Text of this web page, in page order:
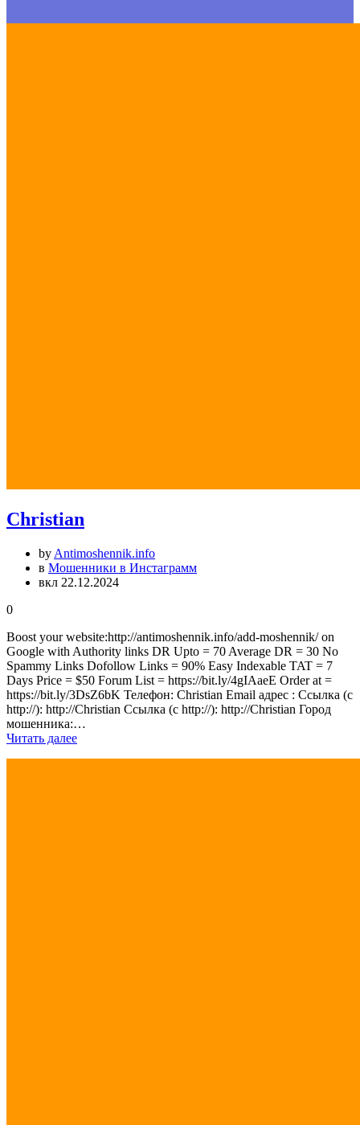
Christian
by Antimoshennik.info
в Мошенники в Инстаграмм
вкл 22.12.2024
0
Boost your website:http://antimoshennik.info/add-moshennik/ on
Google with Authority links DR Upto = 70 Average DR = 30 No
Spammy Links Dofollow Links = 90% Easy Indexable TAT = 7
Days Price = $50 Forum List = https://bit.ly/4gIAaeE Order at =
https://bit.ly/3DsZ6bK Телефон: Christian Email адрес : Ссылка (с
http://): http://Christian Ссылка (с http://): http://Christian Город
мошенника:…
Читать далее